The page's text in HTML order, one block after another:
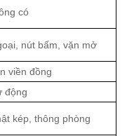
có
nút bấm, vặn mở
viền đồng
động
kép, thông phòng